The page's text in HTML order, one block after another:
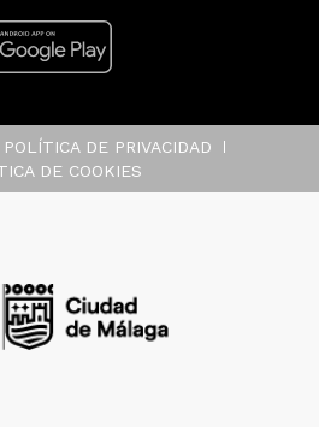
POLÍTICA DE PRIVACIDAD
DE COOKIES